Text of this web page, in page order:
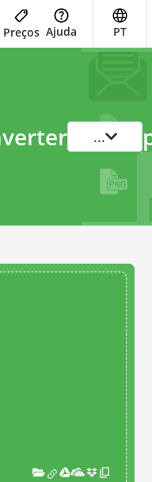
Preços Ajuda PT
...